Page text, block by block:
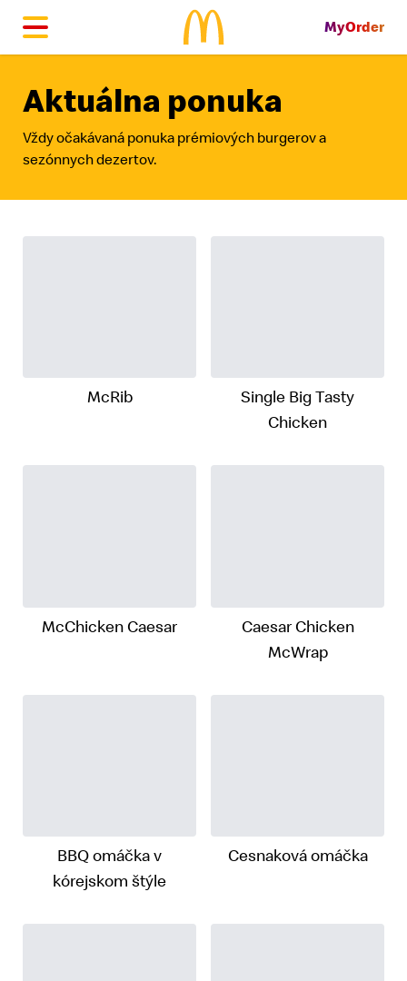
McDonald's Homepage
MyOrder
Aktuálna ponuka
Vždy očakávaná ponuka prémiových burgerov a
sezónnych dezertov.
McRib
Single Big Tasty
Chicken
McChicken Caesar
Caesar Chicken
McWrap
BBQ omáčka v
kórejskom štýle
Cesnaková omáčka